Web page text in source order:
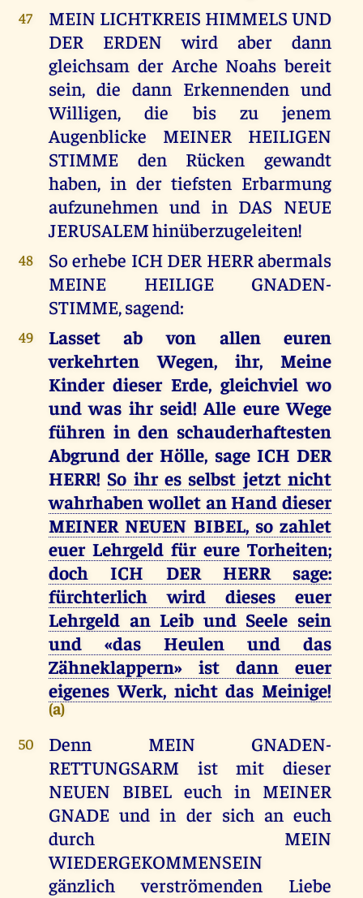
47
MEIN LICHTKREIS HIMMELS UND
DER ERDEN wird aber dann
gleichsam der Arche Noahs bereit
sein, die dann Erkennenden und
Willigen, die bis zu jenem
Augenblicke MEINER HEILIGEN
STIMME den Rücken gewandt
haben, in der tiefsten Erbarmung
aufzunehmen und in DAS NEUE
JERUSALEM hinüberzugeleiten!
48
So erhebe ICH DER HERR abermals
MEINE HEILIGE GNADEN-
STIMME, sagend:
49
Lasset ab von allen euren
verkehrten Wegen, ihr, Meine
Kinder dieser Erde, gleichviel wo
und was ihr seid! Alle eure Wege
führen in den schauderhaftesten
Abgrund der Hölle, sage ICH DER
HERR! So ihr es selbst jetzt nicht
wahrhaben wollet an Hand dieser
MEINER NEUEN BIBEL, so zahlet
euer Lehrgeld für eure Torheiten;
doch ICH DER HERR sage:
fürchterlich wird dieses euer
Lehrgeld an Leib und Seele sein
und «das Heulen und das
Zähneklappern» ist dann euer
eigenes Werk, nicht das Meinige!
(a)
50
Denn MEIN GNADEN-
RETTUNGSARM ist mit dieser
NEUEN BIBEL euch in MEINER
GNADE und in der sich an euch
durch MEIN
WIEDERGEKOMMENSEIN
gänzlich verströmenden Liebe